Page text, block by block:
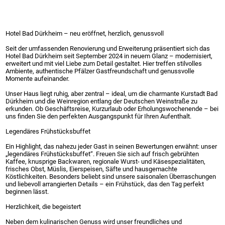
Hotel Bad Dürkheim – neu eröffnet, herzlich, genussvoll
Seit der umfassenden Renovierung und Erweiterung präsentiert sich das
Hotel Bad Dürkheim seit September 2024 in neuem Glanz – modernisiert,
erweitert und mit viel Liebe zum Detail gestaltet. Hier treffen stilvolles
Ambiente, authentische Pfälzer Gastfreundschaft und genussvolle
Momente aufeinander.
Unser Haus liegt ruhig, aber zentral – ideal, um die charmante Kurstadt Bad
Dürkheim und die Weinregion entlang der Deutschen Weinstraße zu
erkunden. Ob Geschäftsreise, Kurzurlaub oder Erholungswochenende – bei
uns finden Sie den perfekten Ausgangspunkt für Ihren Aufenthalt.
Legendäres Frühstücksbuffet
Ein Highlight, das nahezu jeder Gast in seinen Bewertungen erwähnt: unser
„legendäres Frühstücksbuffet“. Freuen Sie sich auf frisch gebrühten
Kaffee, knusprige Backwaren, regionale Wurst- und Käsespezialitäten,
frisches Obst, Müslis, Eierspeisen, Säfte und hausgemachte
Köstlichkeiten. Besonders beliebt sind unsere saisonalen Überraschungen
und liebevoll arrangierten Details – ein Frühstück, das den Tag perfekt
beginnen lässt.
Herzlichkeit, die begeistert
Neben dem kulinarischen Genuss wird unser freundliches und